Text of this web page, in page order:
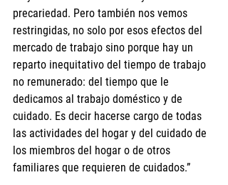
precariedad. Pero también nos vemos
restringidas, no solo por esos efectos del
mercado de trabajo sino porque hay un
reparto inequitativo del tiempo de trabajo
no remunerado: del tiempo que le
dedicamos al trabajo doméstico y de
cuidado. Es decir hacerse cargo de todas
las actividades del hogar y del cuidado de
los miembros del hogar o de otros
familiares que requieren de cuidados.”